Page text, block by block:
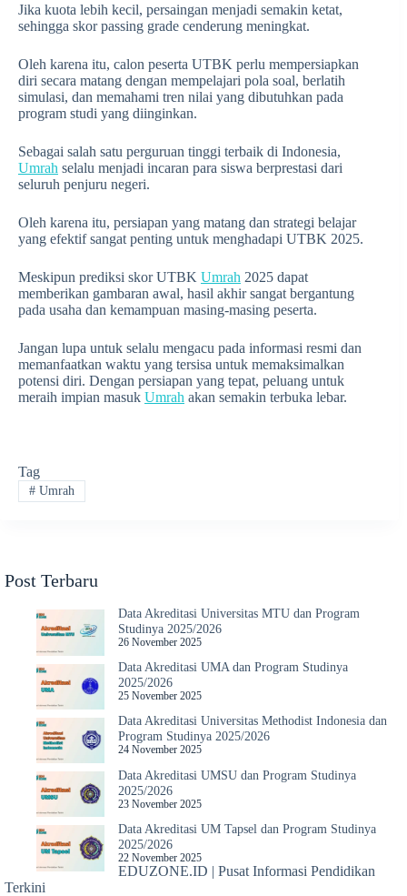
Jika kuota lebih kecil, persaingan menjadi semakin ketat,
sehingga skor passing grade cenderung meningkat.
Oleh karena itu, calon peserta UTBK perlu mempersiapkan
diri secara matang dengan mempelajari pola soal, berlatih
simulasi, dan memahami tren nilai yang dibutuhkan pada
program studi yang diinginkan.
Sebagai salah satu perguruan tinggi terbaik di Indonesia,
Umrah selalu menjadi incaran para siswa berprestasi dari
seluruh penjuru negeri.
Oleh karena itu, persiapan yang matang dan strategi belajar
yang efektif sangat penting untuk menghadapi UTBK 2025.
Meskipun prediksi skor UTBK Umrah 2025 dapat
memberikan gambaran awal, hasil akhir sangat bergantung
pada usaha dan kemampuan masing-masing peserta.
Jangan lupa untuk selalu mengacu pada informasi resmi dan
memanfaatkan waktu yang tersisa untuk memaksimalkan
potensi diri. Dengan persiapan yang tepat, peluang untuk
meraih impian masuk Umrah akan semakin terbuka lebar.
Tag
#Umrah
Post Terbaru
Data Akreditasi Universitas MTU dan Program
Studinya 2025/2026
26 November 2025
Data Akreditasi UMA dan Program Studinya
2025/2026
25 November 2025
Data Akreditasi Universitas Methodist Indonesia dan
Program Studinya 2025/2026
24 November 2025
Data Akreditasi UMSU dan Program Studinya
2025/2026
23 November 2025
Data Akreditasi UM Tapsel dan Program Studinya
2025/2026
22 November 2025
EDUZONE.ID | Pusat Informasi Pendidikan
Terkini